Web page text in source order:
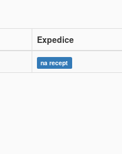
Expedice
na recept